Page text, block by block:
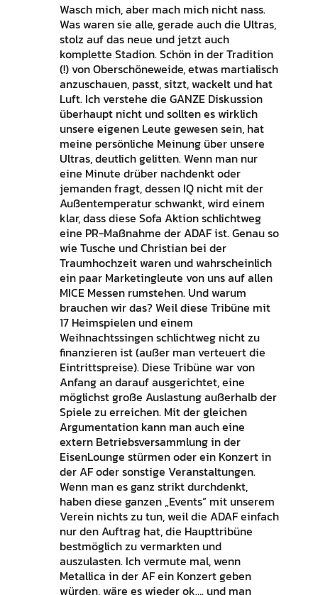
Wasch mich, aber mach mich nicht nass.
Was waren sie alle, gerade auch die Ultras,
stolz auf das neue und jetzt auch
komplette Stadion. Schön in der Tradition
(!) von Oberschöneweide, etwas martialisch
anzuschauen, passt, sitzt, wackelt und hat
Luft. Ich verstehe die GANZE Diskussion
überhaupt nicht und sollten es wirklich
unsere eigenen Leute gewesen sein, hat
meine persönliche Meinung über unsere
Ultras, deutlich gelitten. Wenn man nur
eine Minute drüber nachdenkt oder
jemanden fragt, dessen IQ nicht mit der
Außentemperatur schwankt, wird einem
klar, dass diese Sofa Aktion schlichtweg
eine PR-Maßnahme der ADAF ist. Genau so
wie Tusche und Christian bei der
Traumhochzeit waren und wahrscheinlich
ein paar Marketingleute von uns auf allen
MICE Messen rumstehen. Und warum
brauchen wir das? Weil diese Tribüne mit
17 Heimspielen und einem
Weihnachtssingen schlichtweg nicht zu
finanzieren ist (außer man verteuert die
Eintrittspreise). Diese Tribüne war von
Anfang an darauf ausgerichtet, eine
möglichst große Auslastung außerhalb der
Spiele zu erreichen. Mit der gleichen
Argumentation kann man auch eine
extern Betriebsversammlung in der
EisenLounge stürmen oder ein Konzert in
der AF oder sonstige Veranstaltungen.
Wenn man es ganz strikt durchdenkt,
haben diese ganzen „Events“ mit unserem
Verein nichts zu tun, weil die ADAF einfach
nur den Auftrag hat, die Haupttribüne
bestmöglich zu vermarkten und
auszulasten. Ich vermute mal, wenn
Metallica in der AF ein Konzert geben
würden, wäre es wieder ok…. und man